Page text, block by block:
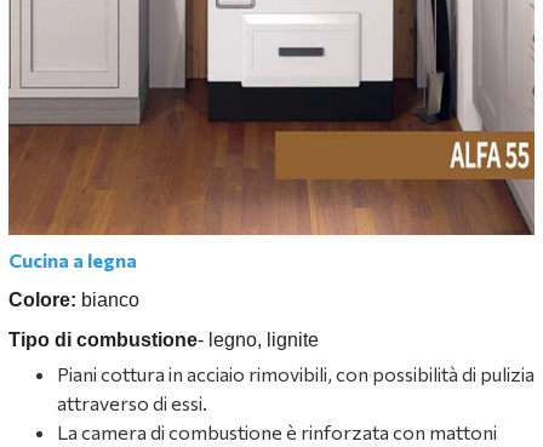
Cucina a legna
Colore: bianco
Tipo di combustione- legno, lignite
Piani cottura in acciaio rimovibili, con possibilità di pulizia
attraverso di essi.
La camera di combustione è rinforzata con mattoni